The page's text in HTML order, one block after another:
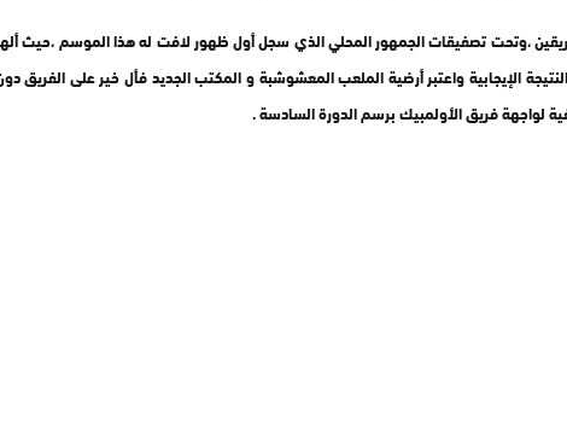
،وتحت تصفيقات الجمهور المحلي الذي سجل أول ظهور لافت له هذا الموسم ،حيث
الإيجابية واعتبر أرضية الملعب المعشوشبة و المكتب الجديد فأل خير على
لواجهة فريق الأولمبيك برسم الدورة السادسة .